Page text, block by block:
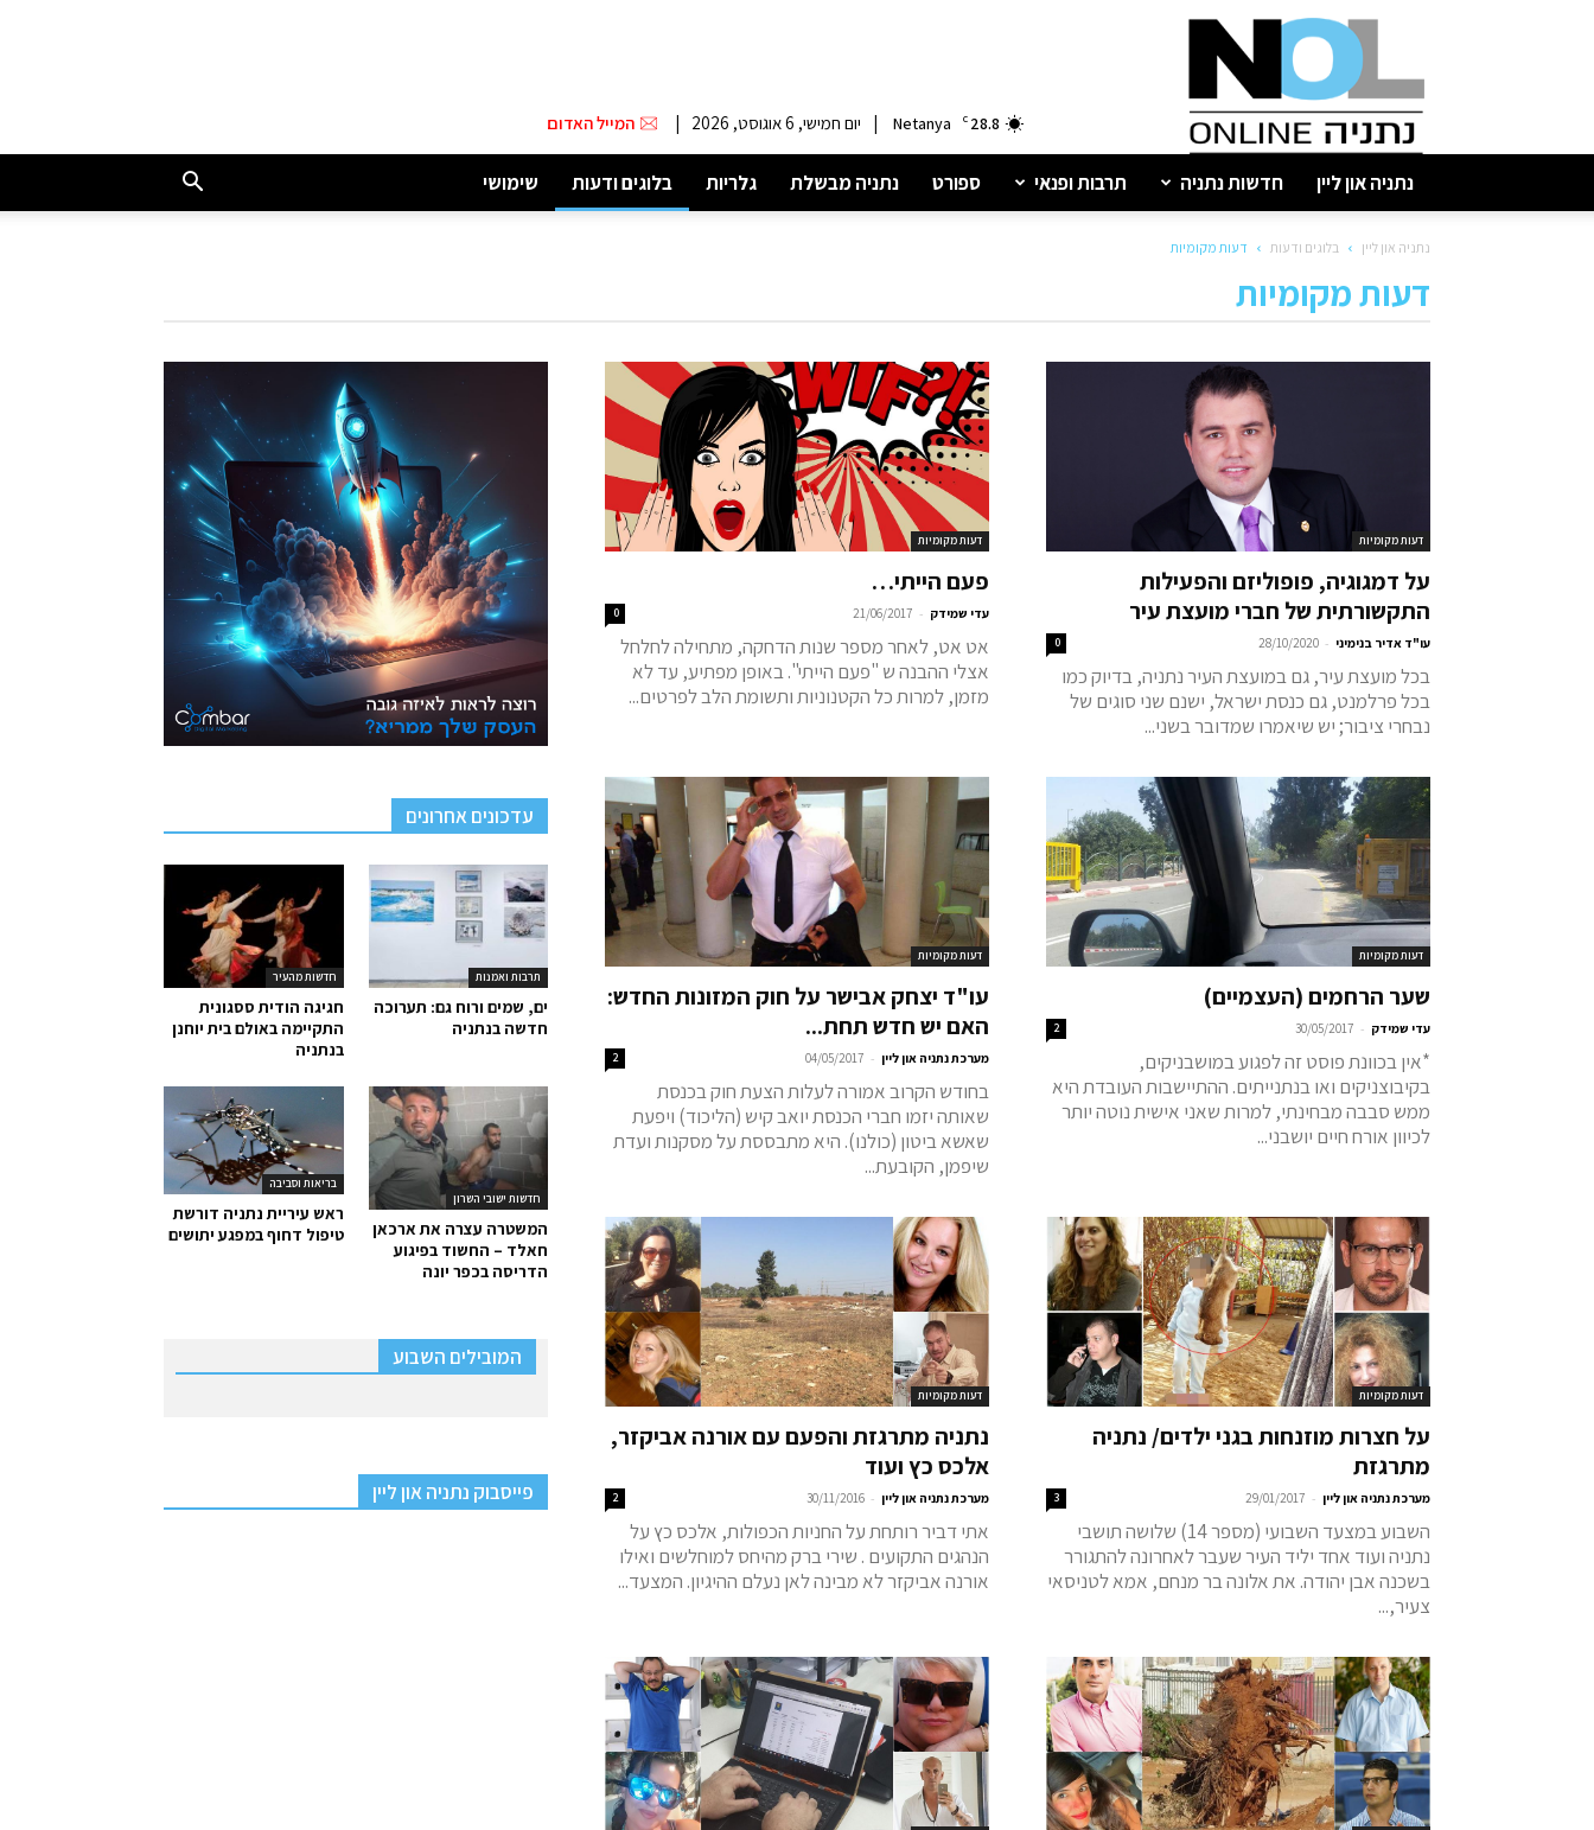
נתניה
28.8
C
Netanya
| יום חמישי, 6 אוגוסט, 2026 | המייל האדום
נתניה און ליין חדשות נתניה תרבות ופנאי ספורט נתניה מבשלת גלריות בלוגים ודעות שימושי
נתניה און ליין בלוגים ודעות דעות מקומיות
דעות מקומיות
דעות מקומיות
על דמגוגיה, פופוליזם והפעילות
התקשורתית של חברי מועצת עיר
עו"ד אדיר בנימיני -
28/10/2020
0
בכל מועצת עיר, גם במועצת העיר נתניה, בדיוק כמו
בכל פרלמנט, גם כנסת ישראל, ישנם שני סוגים של
נבחרי ציבור; יש שיאמרו שמדובר בשני...
דעות מקומיות
פעם הייתי…
עדי שמידק -
21/06/2017
0
אט אט, לאחר מספר שנות הדחקה, מתחילה לחלחל
אצלי ההבנה ש "פעם הייתי". באופן מפתיע, עד לא
מזמן, למרות כל הקטנוניות ותשומת הלב לפרטים...
דעות מקומיות
שער הרחמים (העצמיים)
עדי שמידק -
30/05/2017
2
*אין בכוונת פוסט זה לפגוע במושבניקים,
בקיבוצניקים ואו בנתנייתים. ההתיישבות העובדת היא
ממש סבבה מבחינתי, למרות שאני אישית נוטה יותר
לכיוון אורח חיים יושבני...
דעות מקומיות
עו"ד יצחק אבישר על חוק המזונות החדש:
האם יש חדש תחת...
מערכת נתניה און ליין -
04/05/2017
2
בחודש הקרוב אמורה לעלות הצעת חוק בכנסת
שאותה יזמו חברי הכנסת יואב קיש (הליכוד) ויפעת
שאשא ביטון (כולנו). היא מתבססת על מסקנות ועדת
שיפמן, הקובעת...
דעות מקומיות
על חצרות מוזנחות בגני ילדים/ נתניה
מתרגזת
מערכת נתניה און ליין -
29/01/2017
3
השבוע במצעד השבועי (מספר 14) שלושה תושבי
נתניה ועוד אחד יליד העיר שעבר לאחרונה להתגורר
בשכנה אבן יהודה. את אלונה בר מנחם, אמא לטניסאי
צעיר,...
דעות מקומיות
נתניה מתרגזת והפעם עם אורנה אביקזר,
אלכס כץ ועוד
מערכת נתניה און ליין -
30/11/2016
2
אתי דביר רותחת על החניות הכפולות, אלכס כץ על
הנהגים התקועים . שירי ברק מהיחס למוחלשים ואילו
אורנה אביקזר לא מבינה לאן נעלם ההיגיון. המצעד...
עדכונים אחרונים
חדשות מהעיר
חגיגה הודית ססגונית
התקיימה באולם בית יוחנן
בנתניה
תרבות ואמנות
ים, שמים ורוח גם: תערוכה
חדשה בנתניה
בריאות וסביבה
ראש עיריית נתניה דורשת
טיפול דחוף במפגע יתושים
חדשות ישובי השרון
המשטרה עצרה את ארכאן
חאלד – החשוד בפיגוע
הדריסה בכפר יונה
המובילים השבוע
פייסבוק נתניה און ליין